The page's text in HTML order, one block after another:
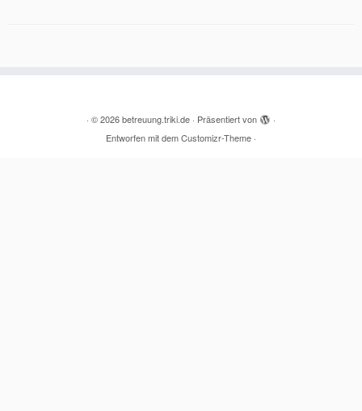
· © 2026betreuung.triki.de · Präsentiert von
·
Entworfen mit demCustomizr-Theme ·